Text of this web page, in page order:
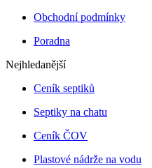
Obchodní podmínky
Poradna
Nejhledanější
Ceník septiků
Septiky na chatu
Ceník ČOV
Plastové nádrže na vodu